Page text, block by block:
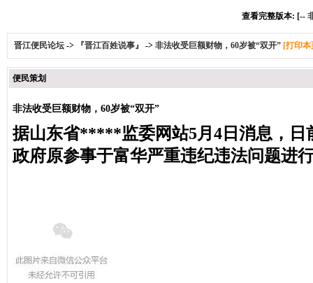
查看完整版本: [--
晋江便民论坛 -> 『晋江百姓说事』 -> 非法收受巨额财物，60岁被“双开” [打印
便民策划
非法收受巨额财物，60岁被“双开”
据山东省*****监委网站5月4日消息，
政府原参事于富华严重违纪违法问题进